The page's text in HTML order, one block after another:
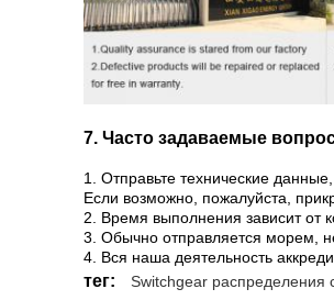
7. Часто задаваемые
1. Отправьте технические
Если возможно, пожалуйста,
2. Время выполнения зависит от
3. Обычно отправляется морем,
4. Вся наша деятельность
тег: Switchgear распределения